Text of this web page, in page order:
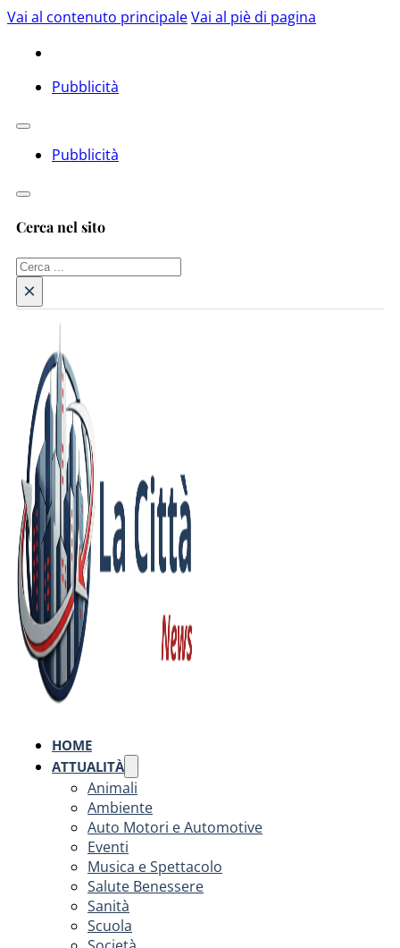
Vai al contenuto principaleVai al piè di pagina
Pubblicità
Pubblicità
Cerca nel sito
Cerca
×
HOME
ATTUALITÀ
Animali
Ambiente
Auto Motori e Automotive
Eventi
Musica e Spettacolo
Salute Benessere
Sanità
Scuola